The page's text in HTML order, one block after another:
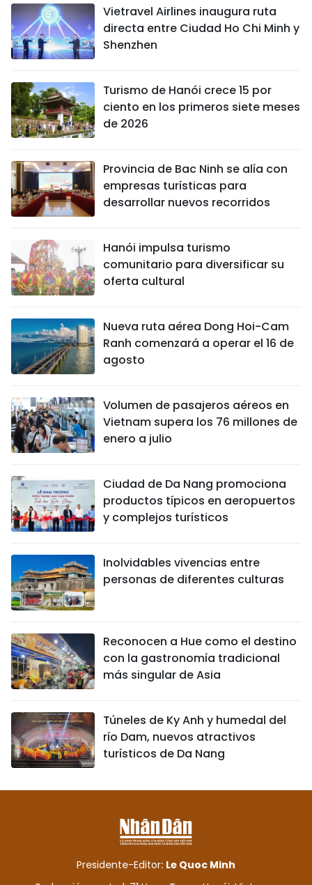
Vietravel Airlines inaugura ruta
directa entre Ciudad Ho Chi Minh y
Shenzhen
Turismo de Hanói crece 15 por
ciento en los primeros siete meses
de 2026
Provincia de Bac Ninh se alía con
empresas turísticas para
desarrollar nuevos recorridos
Hanói impulsa turismo
comunitario para diversificar su
oferta cultural
Nueva ruta aérea Dong Hoi-Cam
Ranh comenzará a operar el 16 de
agosto
Volumen de pasajeros aéreos en
Vietnam supera los 76 millones de
enero a julio
Ciudad de Da Nang promociona
productos típicos en aeropuertos
y complejos turísticos
Inolvidables vivencias entre
personas de diferentes culturas
Reconocen a Hue como el destino
con la gastronomía tradicional
más singular de Asia
Túneles de Ky Anh y humedal del
río Dam, nuevos atractivos
turísticos de Da Nang
Presidente-Editor: Le Quoc Minh